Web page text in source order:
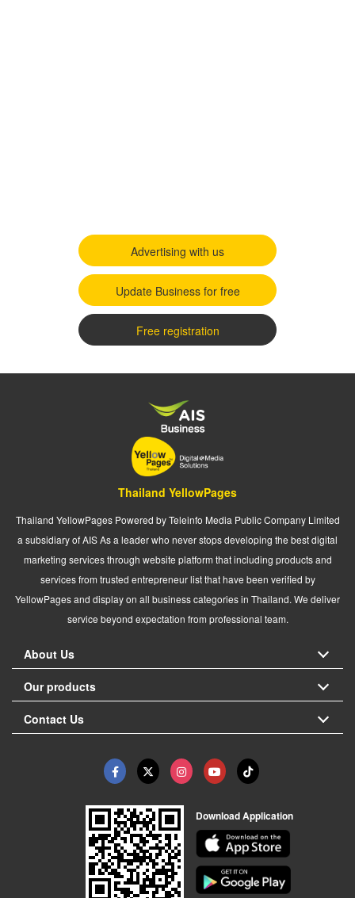
Advertising with us
Update Business for free
Free registration
Thailand YellowPages
Thailand YellowPages Powered by Teleinfo Media Public Company Limited
a subsidiary of AIS As a leader who never stops developing the best digital
marketing services through website platform that including products and
services from trusted entrepreneur list that have been verified by
YellowPages and display on all business categories in Thailand. We deliver
service beyond expectation from professional team.
About Us
Our products
Contact Us
Download Application